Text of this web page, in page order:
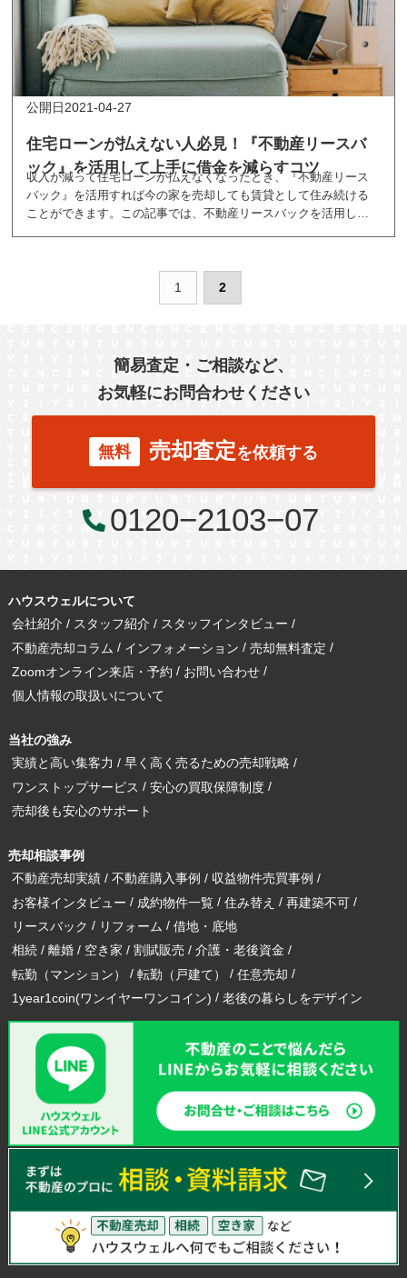
住宅ローンが払えない人必見！『不動産リースバ
ック』を活用して上手に借金を減らすコツ
2021-04-27
収入が減って住宅ローンが払えなくなったとき、『不動産リース
バック』を活用すれば今の家を売却しても賃貸として住み続ける
ことができます。この記事では、不動産リースバックを活用して
1 2
簡易査定・ご相談など、
お気軽にお問合わせください
無料 売却査定を依頼する
0120−2103−07
ハウスウェルについて
会社紹介
スタッフ紹介
スタッフインタビュー
不動産売却コラム
インフォメーション
売却無料査定
Zoomオンライン来店・予約
お問い合わせ
個人情報の取扱いについて
当社の強み
実績と高い集客力
早く高く売るための売却戦略
ワンストップサービス
安心の買取保障制度
売却後も安心のサポート
売却相談事例
不動産売却実績
不動産購入事例
収益物件売買事例
お客様インタビュー
成約物件一覧 住み替え
再建築不可
リースバック
リフォーム
借地・底地
相続
離婚 空き家 割賦販売
介護・老後資金
転勤（マンション）
転勤（戸建て）
任意売却
1year1coin(ワンイヤーワンコイン)
老後の暮らしをデザイン